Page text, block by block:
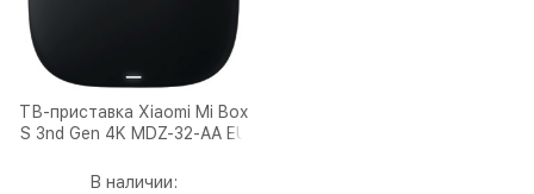
ТВ-приставка Xiaomi Mi Box
S 3nd Gen 4K MDZ-32-AA EU
В наличии: